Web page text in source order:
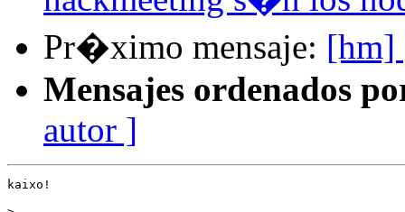
Pr�ximo mensaje: [hm]
Mensajes ordenados
autor ]
kaixo!